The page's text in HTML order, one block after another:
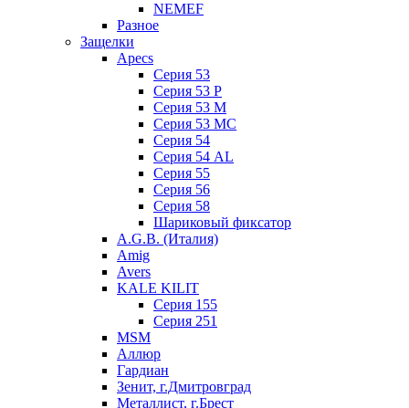
NEMEF
Разное
Защелки
Apecs
Серия 53
Серия 53 P
Серия 53 М
Серия 53 МC
Серия 54
Серия 54 AL
Серия 55
Серия 56
Серия 58
Шариковый фиксатор
A.G.B. (Италия)
Amig
Avers
KALE KILIT
Серия 155
Серия 251
MSM
Аллюр
Гардиан
Зенит, г.Дмитровград
Металлист, г.Брест